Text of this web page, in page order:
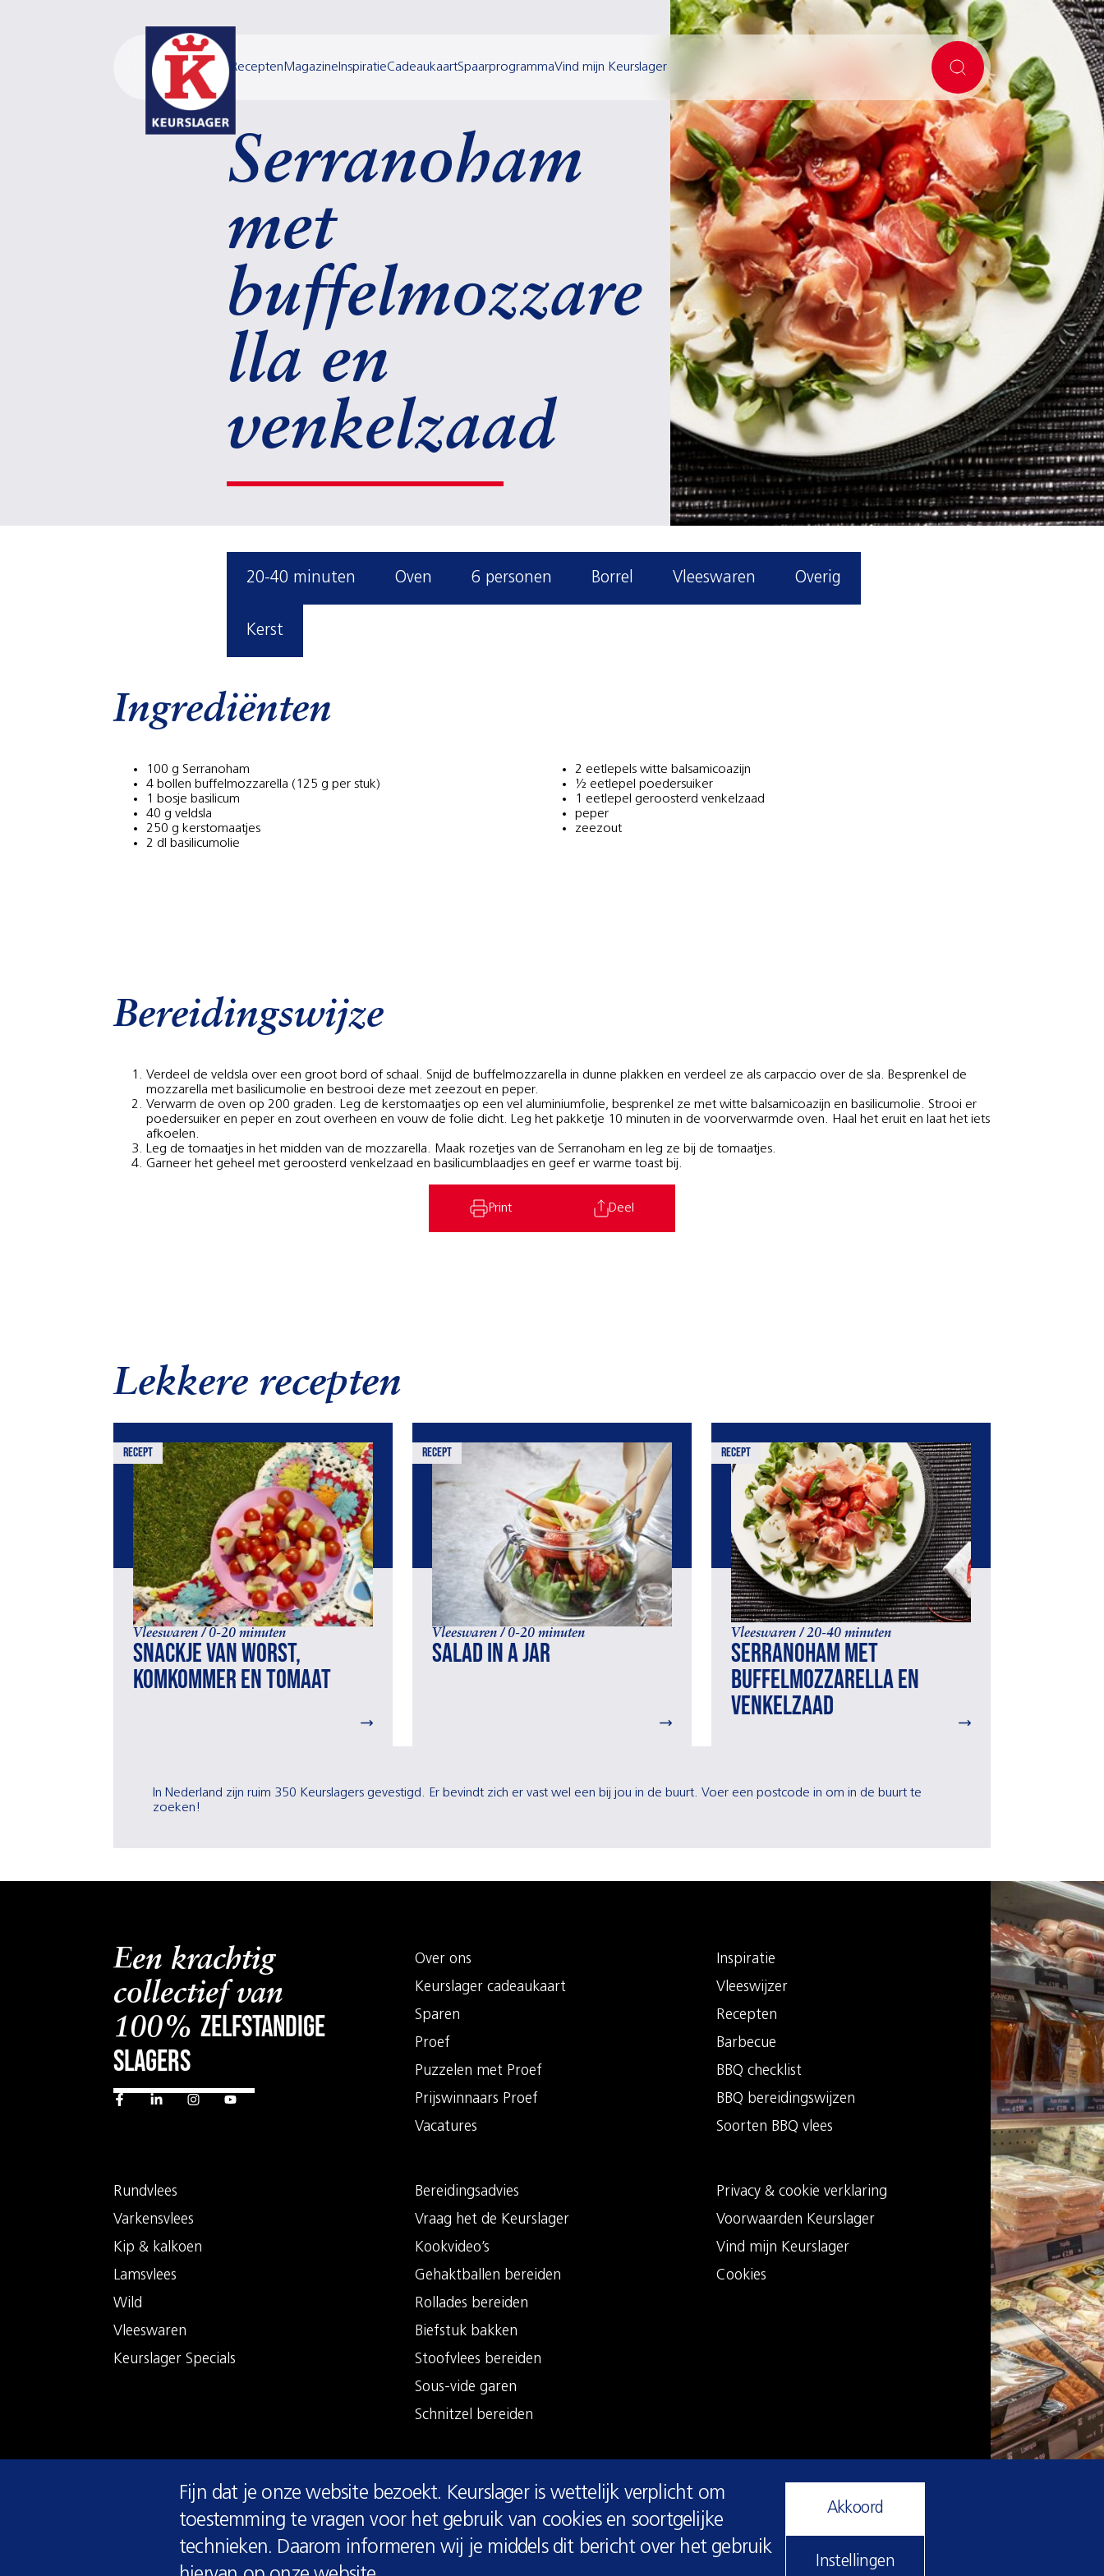
Fijn dat je onze website bezoekt. Keurslager is wettelijk verplicht om
toestemming te vragen voor het gebruik van cookies en soortgelijke
technieken. Daarom informeren wij je middels dit bericht over het gebruik
Instellingen
Akkoord
Recepten Magazine InspiratieCadeaukaartSpaarprogrammaVind mijn Keurslager
Serranoham
met
buffelmozzare
lla en
venkelzaad
20-40 minuten Oven 6 personen Borrel Vleeswaren Overig
Kerst
Ingrediënten
100 g Serranoham
4 bollen buffelmozzarella (125 g per stuk)
1 bosje basilicum
40 g veldsla
250 g kerstomaatjes
2 dl basilicumolie
2 eetlepels witte balsamicoazijn
½ eetlepel poedersuiker
1 eetlepel geroosterd venkelzaad
peper
zeezout
Bereidingswijze
Verdeel de veldsla over een groot bord of schaal. Snijd de buffelmozzarella in dunne plakken en verdeel ze als carpaccio over de sla. Besprenkel de
mozzarella met basilicumolie en bestrooi deze met zeezout en peper.
Verwarm de oven op 200 graden. Leg de kerstomaatjes op een vel aluminiumfolie, besprenkel ze met witte balsamicoazijn en basilicumolie. Strooi er
poedersuiker en peper en zout overheen en vouw de folie dicht. Leg het pakketje 10 minuten in de voorverwarmde oven. Haal het eruit en laat het iets
afkoelen.
Leg de tomaatjes in het midden van de mozzarella. Maak rozetjes van de Serranoham en leg ze bij de tomaatjes.
Garneer het geheel met geroosterd venkelzaad en basilicumblaadjes en geef er warme toast bij.
Print Deel
Lekkere recepten
recept
Vleeswaren / 0-20 minuten
Snackje van worst,
komkommer en tomaat
recept
Vleeswaren / 0-20 minuten
Salad in a jar
recept
Vleeswaren / 20-40 minuten
Serranoham met
buffelmozzarella en
venkelzaad
In Nederland zijn ruim 350 Keurslagers gevestigd. Er bevindt zich er vast wel een bij jou in de buurt. Voer een postcode in om in de buurt te
zoeken!
Een krachtig
collectief van
100% zelfstandige
slagers
Over ons
Keurslager cadeaukaart
Sparen
Proef
Puzzelen met Proef
Prijswinnaars Proef
Vacatures
Inspiratie
Vleeswijzer
Recepten
Barbecue
BBQ checklist
BBQ bereidingswijzen
Soorten BBQ vlees
Rundvlees
Varkensvlees
Kip & kalkoen
Lamsvlees
Wild
Vleeswaren
Keurslager Specials
Bereidingsadvies
Vraag het de Keurslager
Kookvideo’s
Gehaktballen bereiden
Rollades bereiden
Biefstuk bakken
Stoofvlees bereiden
Sous-vide garen
Schnitzel bereiden
Privacy & cookie verklaring
Voorwaarden Keurslager
Vind mijn Keurslager
Cookies
© 2026 Keurslager